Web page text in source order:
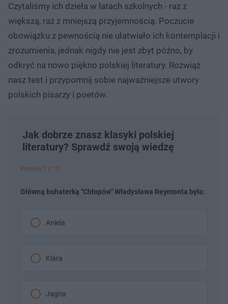
Czytaliśmy ich dzieła w latach szkolnych - raz z
większą, raz z mniejszą przyjemnością. Poczucie
obowiązku z pewnością nie ułatwiało ich kontemplacji i
zrozumienia, jednak nigdy nie jest zbyt późno, by
odkryć na nowo piękno polskiej literatury. Rozwiąż
nasz test i przypomnij sobie najważniejsze utwory
polskich pisarzy i poetów.
Jak dobrze znasz klasyki polskiej
literatury? Sprawdź swoją wiedzę
Pytanie 1 z 10
Główną bohaterką "Chłopów" Władysława Reymonta była:
Aniela
Klara
Jagna